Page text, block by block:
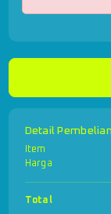
Detail Pembelian
Item
Harga
Total